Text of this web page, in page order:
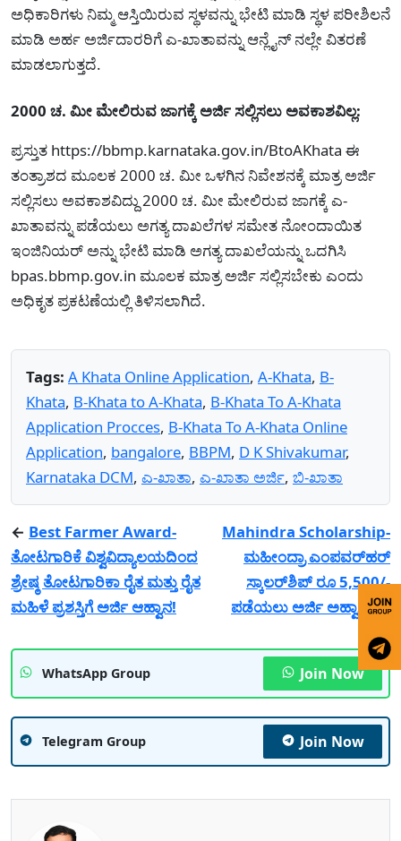
ಅಧಿಕಾರಿಗಳು ನಿಮ್ಮ ಆಸ್ತಿಯಿರುವ ಸ್ಥಳವನ್ನು ಭೇಟಿ ಮಾಡಿ ಸ್ಥಳ ಪರೀಶಿಲನೆ
ಮಾಡಿ ಅರ್ಹ ಅರ್ಜಿದಾರರಿಗೆ ಎ-ಖಾತಾವನ್ನು ಆನ್ಲೈನ್ ನಲ್ಲೇ ವಿತರಣೆ
ಮಾಡಲಾಗುತ್ತದೆ.
2000 ಚ. ಮೀ ಮೇಲಿರುವ ಜಾಗಕ್ಕೆ ಅರ್ಜಿ ಸಲ್ಲಿಸಲು ಅವಕಾಶವಿಲ್ಲ:
ಪ್ರಸ್ತುತ https://bbmp.karnataka.gov.in/BtoAKhata ಈ
ತಂತ್ರಾಶದ ಮೂಲಕ 2000 ಚ. ಮೀ ಒಳಗಿನ ನಿವೇಶನಕ್ಕೆ ಮಾತ್ರ ಅರ್ಜಿ
ಸಲ್ಲಿಸಲು ಅವಕಾಶವಿದ್ದು 2000 ಚ. ಮೀ ಮೇಲಿರುವ ಜಾಗಕ್ಕೆ ಎ-
ಖಾತಾವನ್ನು ಪಡೆಯಲು ಅಗತ್ಯ ದಾಖಲೆಗಳ ಸಮೇತ ನೋಂದಾಯಿತ
ಇಂಜಿನಿಯರ್ ಅನ್ನು ಭೇಟಿ ಮಾಡಿ ಅಗತ್ಯ ದಾಖಲೆಯನ್ನು ಒದಗಿಸಿ
bpas.bbmp.gov.in ಮೂಲಕ ಮಾತ್ರ ಅರ್ಜಿ ಸಲ್ಲಿಸಬೇಕು ಎಂದು
ಅಧಿಕೃತ ಪ್ರಕಟಣೆಯಲ್ಲಿ ತಿಳಿಸಲಾಗಿದೆ.
Tags: A Khata Online Application, A-Khata, B-
Khata, B-Khata to A-Khata, B-Khata To A-Khata
Application Procces, B-Khata To A-Khata Online
Application, bangalore, BBPM, D K Shivakumar,
Karnataka DCM, ಎ-ಖಾತಾ, ಎ-ಖಾತಾ ಅರ್ಜಿ, ಬಿ-ಖಾತಾ
← Best Farmer Award-
ತೋಟಗಾರಿಕೆ ವಿಶ್ವವಿದ್ಯಾಲಯದಿಂದ
ಶ್ರೇಷ್ಠ ತೋಟಗಾರಿಕಾ ರೈತ ಮತ್ತು ರೈತ
ಮಹಿಳೆ ಪ್ರಶಸ್ತಿಗೆ ಅರ್ಜಿ ಆಹ್ವಾನ!
Mahindra Scholarship-
ಮಹೀಂದ್ರಾ ಎಂಪವರ್‌ಹರ್
ಸ್ಕಾಲರ್‌ಶಿಪ್ ರೂ 5,500/-
ಪಡೆಯಲು ಅರ್ಜಿ ಅಹ್ವಾನ!→
WhatsApp Group Join Now
Telegram Group Join Now